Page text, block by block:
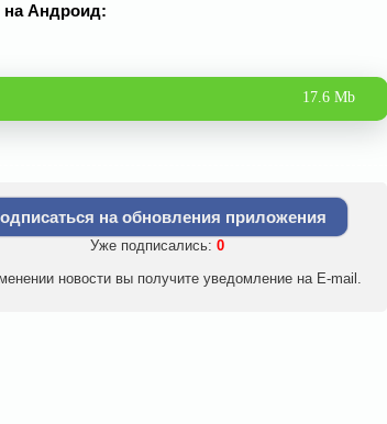
на Андроид:
17.6 Mb
на обновления приложения
Уже подписались: 0
новости вы получите уведомление на E-mail.